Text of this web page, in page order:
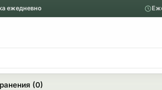
ежедневно
Вапорайзеры
(0)